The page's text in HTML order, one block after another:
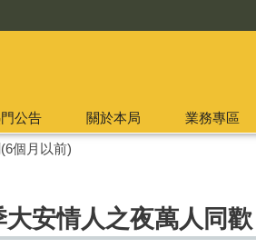
公告 關於本局 業務專區
個月以前)
安情人之夜萬人同歡